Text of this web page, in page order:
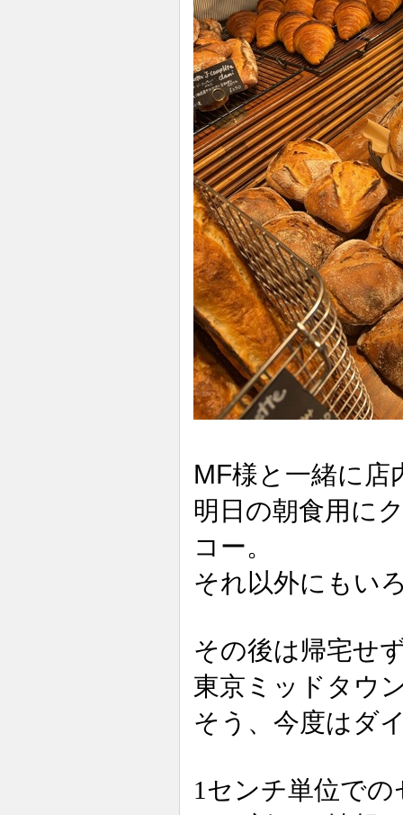
MF様と一緒に店
明日の朝食用に
コー。
それ以外にもい
その後は帰宅せ
東京ミッドタウ
そう、今度はダ
1センチ単位で